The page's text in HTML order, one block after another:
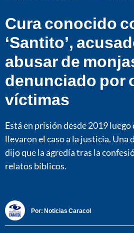
Cura conocido
‘Santito’,
abusar de
denunciado por
víctimas
Está en prisión desde 2019 luego
llevaron el caso a la justicia. Una
dijo que la agredía tras la
relatos bíblicos.
Por: Noticias Caracol